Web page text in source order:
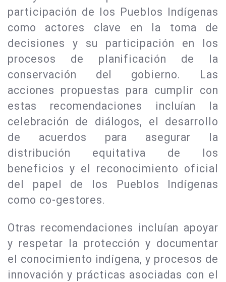
participación de los Pueblos Indígenas
como actores clave en la toma de
decisiones y su participación en los
procesos de planificación de la
conservación del gobierno. Las
acciones propuestas para cumplir con
estas recomendaciones incluían la
celebración de diálogos, el desarrollo
de acuerdos para asegurar la
distribución equitativa de los
beneficios y el reconocimiento oficial
del papel de los Pueblos Indígenas
como co-gestores.
Otras recomendaciones incluían apoyar
y respetar la protección y documentar
el conocimiento indígena, y procesos de
innovación y prácticas asociadas con el